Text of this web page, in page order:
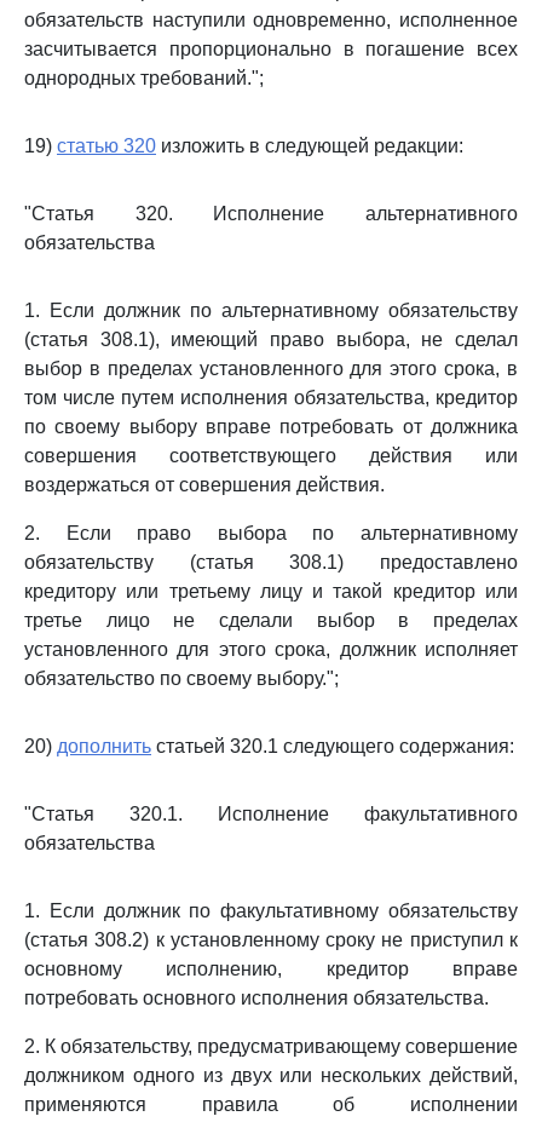
обязательств наступили одновременно, исполненное
засчитывается пропорционально в погашение всех
однородных требований.";
19) статью 320 изложить в следующей редакции:
"Статья 320. Исполнение альтернативного
обязательства
1. Если должник по альтернативному обязательству
(статья 308.1), имеющий право выбора, не сделал
выбор в пределах установленного для этого срока, в
том числе путем исполнения обязательства, кредитор
по своему выбору вправе потребовать от должника
совершения соответствующего действия или
воздержаться от совершения действия.
2. Если право выбора по альтернативному
обязательству (статья 308.1) предоставлено
кредитору или третьему лицу и такой кредитор или
третье лицо не сделали выбор в пределах
установленного для этого срока, должник исполняет
обязательство по своему выбору.";
20) дополнить статьей 320.1 следующего содержания:
"Статья 320.1. Исполнение факультативного
обязательства
1. Если должник по факультативному обязательству
(статья 308.2) к установленному сроку не приступил к
основному исполнению, кредитор вправе
потребовать основного исполнения обязательства.
2. К обязательству, предусматривающему совершение
должником одного из двух или нескольких действий,
применяются правила об исполнении